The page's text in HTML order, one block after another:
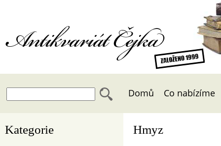
Antikvariát Čejka
Domů Co nabízíme
Kategorie Hmyz